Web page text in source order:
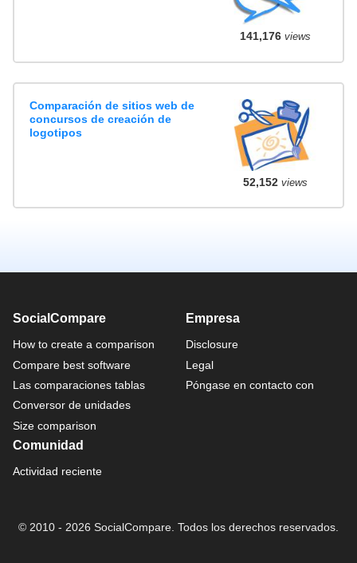
141,176views
Comparación de sitios web de
concursos de creación de
logotipos
52,152views
SocialCompare
How to create a comparison
Compare best software
Las comparaciones tablas
Conversor de unidades
Size comparison
Empresa
Disclosure
Legal
Póngase en contacto con
Comunidad
Actividad reciente
© 2010 - 2026 SocialCompare. Todos los derechos reservados.